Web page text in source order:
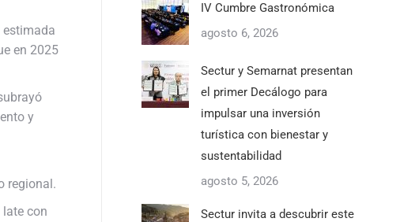
en 2025
y
regional.
late con
IV Cumbre Gastronómica
agosto 6, 2026
Sectur y Semarnat presentan
el primer Decálogo para
impulsar una inversión
turística con bienestar y
sustentabilidad
agosto 5, 2026
Sectur invita a descubrir este